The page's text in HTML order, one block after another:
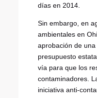
días en 2014.
Sin embargo, en
ambientales en
aprobación de
presupuesto
vía para que los
contaminadores.
iniciativa anti-